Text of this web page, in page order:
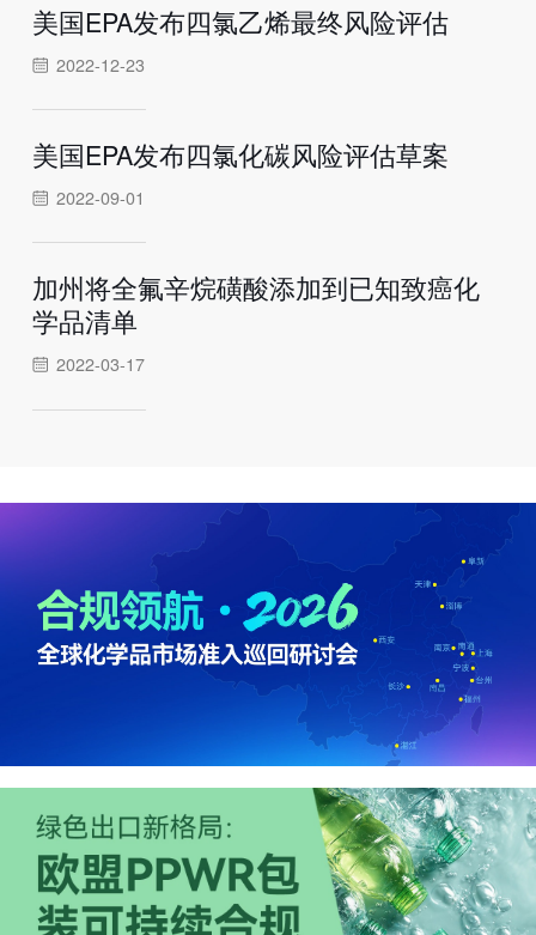
美国EPA发布四氯乙烯最终风险评估
2022-12-23
美国EPA发布四氯化碳风险评估草案
2022-09-01
加州将全氟辛烷磺酸添加到已知致癌化
学品清单
2022-03-17